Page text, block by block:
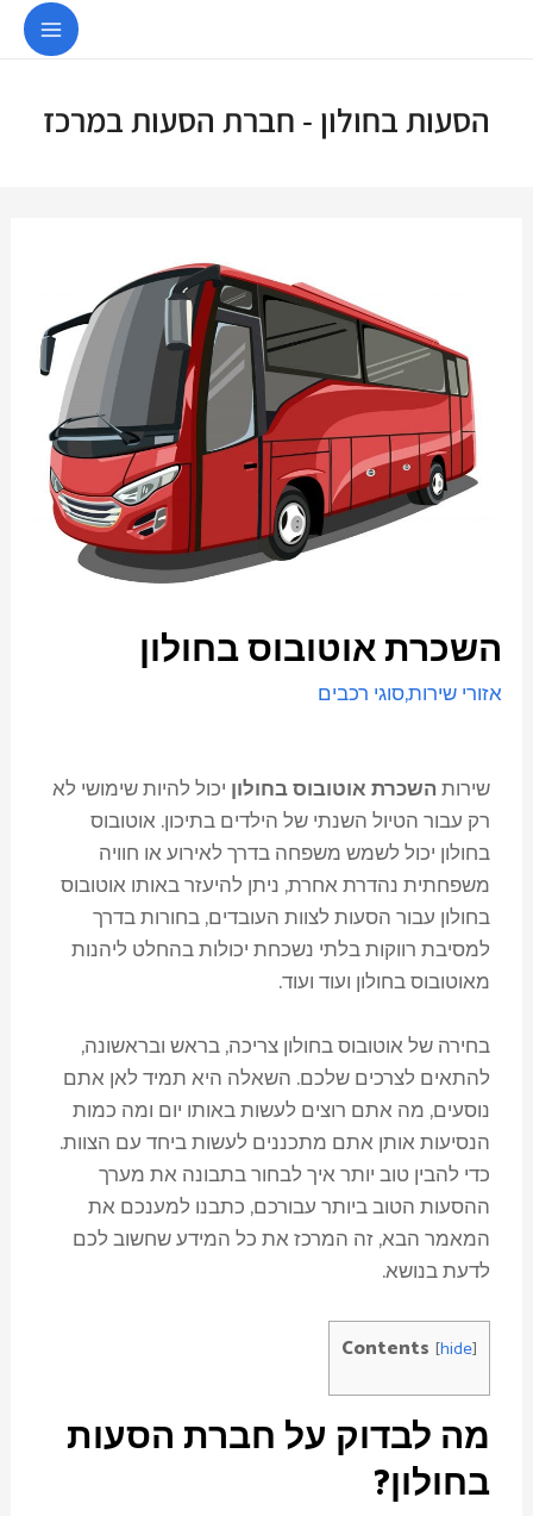
הסעות בחולון - חברת הסעות במרכז
השכרת אוטובוס בחולון
אזורי שירות,סוגי רכבים
שירותהשכרת אוטובוס בחולון יכול להיות שימושי לא
רק עבור הטיול השנתי של הילדים בתיכון. אוטובוס
בחולון יכול לשמש משפחה בדרך לאירוע או חוויה
משפחתית נהדרת אחרת, ניתן להיעזר באותו אוטובוס
בחולון עבור הסעות לצוות העובדים, בחורות בדרך
למסיבת רווקות בלתי נשכחת יכולות בהחלט ליהנות
מאוטובוס בחולון ועוד ועוד.
בחירה של אוטובוס בחולון צריכה, בראש ובראשונה,
להתאים לצרכים שלכם. השאלה היא תמיד לאן אתם
נוסעים, מה אתם רוצים לעשות באותו יום ומה כמות
הנסיעות אותן אתם מתכננים לעשות ביחד עם הצוות.
כדי להבין טוב יותר איך לבחור בתבונה את מערך
ההסעות הטוב ביותר עבורכם, כתבנו למענכם את
המאמר הבא, זה המרכז את כל המידע שחשוב לכם
לדעת בנושא.
Contents [hide]
מה לבדוק על חברת הסעות
בחולון?